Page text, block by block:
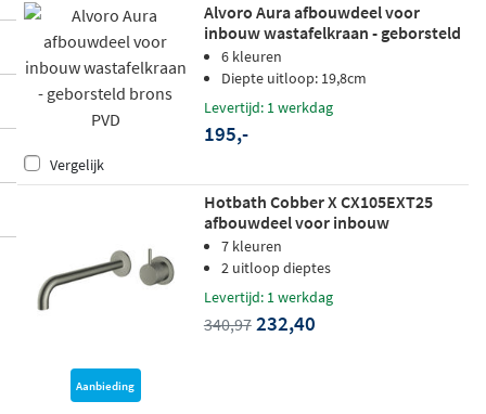
Alvoro Aura afbouwdeel voor
inbouw wastafelkraan - geborsteld
brons PVD
6 kleuren
Diepte uitloop: 19,8cm
Levertijd: 1 werkdag
195,-
Vergelijk
Aanbieding
Hotbath Cobber X CX105EXT25
afbouwdeel voor inbouw
wastafelkraan - uitloop 25cm -
Geborsteld nikkel
7 kleuren
2 uitloop dieptes
Levertijd: 1 werkdag
340,97 232,40